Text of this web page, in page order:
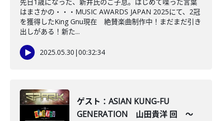
はまさかの・・・MUSIC AWARDS JAPAN 2025にて、2冠
を獲得したKing Gnu現在 絶賛楽曲制作中！まだまだ引き
出しがある！新た...
2025.05.30 |00:32:34
ゲスト：ASIAN KUNG-FU
GENERATION 山田貴洋 回 ～